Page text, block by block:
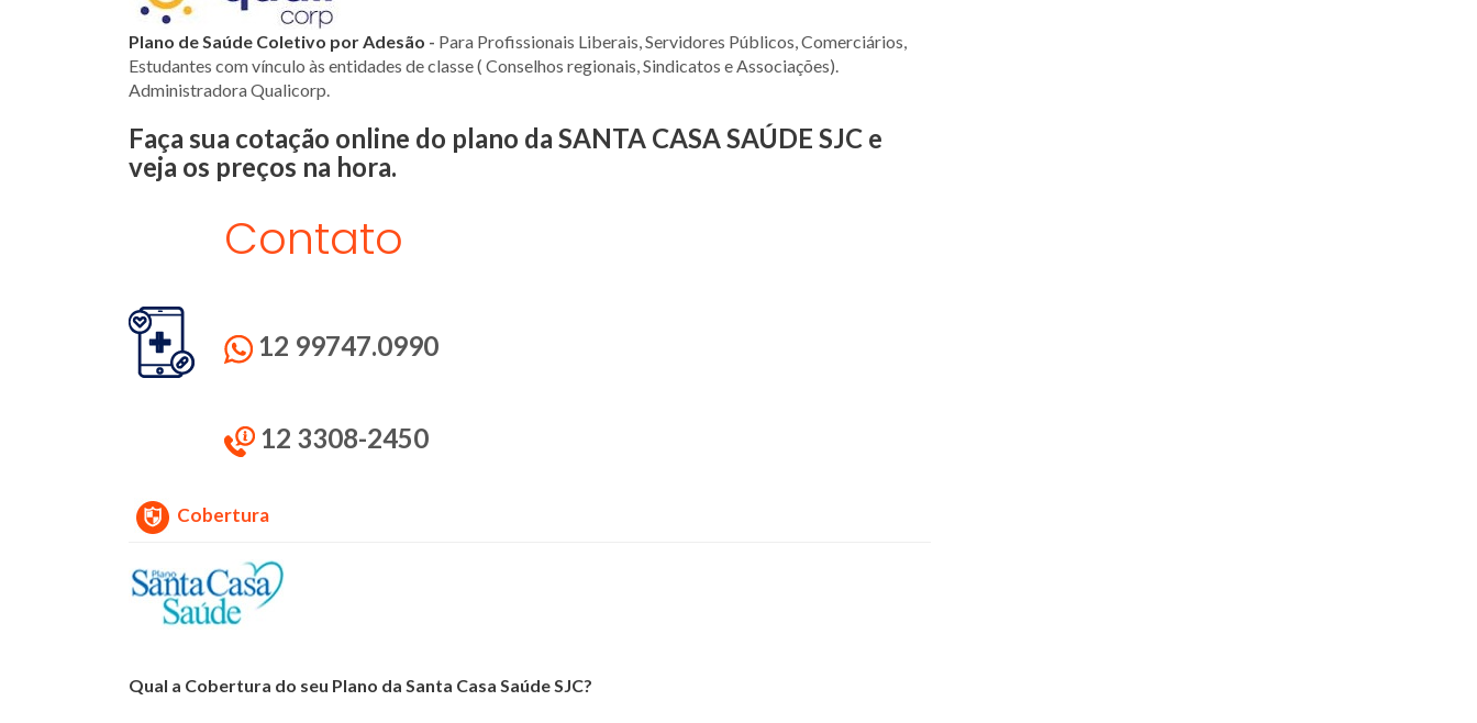
Plano de Saúde Coletivo por Adesão - Para Profissionais Liberais, Servidores Públicos, Comerciários,
Estudantes com vínculo às entidades de classe ( Conselhos regionais, Sindicatos e Associações).
Administradora Qualicorp.
Faça sua cotação online do plano da SANTA CASA SAÚDE SJC e
veja os preços na hora.
Contato
12 99747.0990
12 3308-2450
Cobertura
Qual a Cobertura do seu Plano da Santa Casa Saúde SJC?